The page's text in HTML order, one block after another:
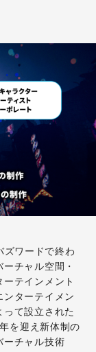
ズワードで終わ
チャル空間・
テインメント
ターテイメン
って設立された
を迎え新体制の
ーチャル技術